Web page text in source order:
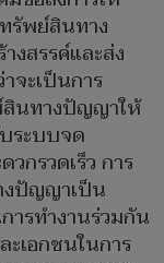
รัพย์สินทาง
งสรรค์และส่ง
จะเป็นการ
สินทางปัญญาให้
ระบบจด
กรวดเร็ว การ
งปัญญาเป็น
ารทำงานร่วมกัน
ะเอกชนในการ